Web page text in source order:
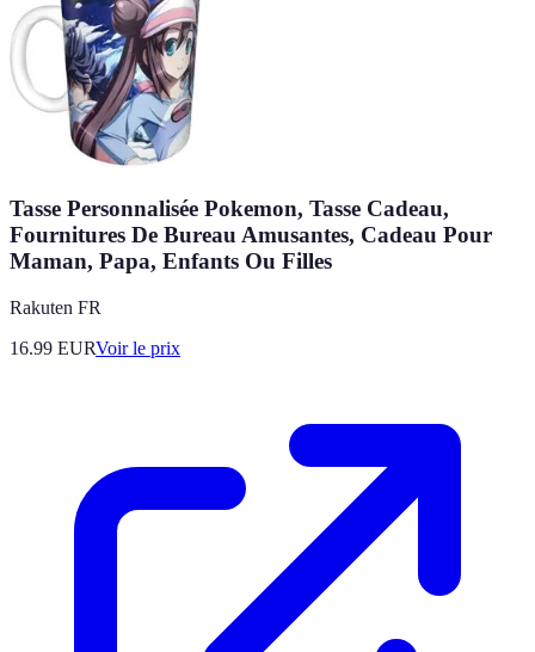
Tasse Personnalisée Pokemon, Tasse Cadeau,
Fournitures De Bureau Amusantes, Cadeau Pour
Maman, Papa, Enfants Ou Filles
Rakuten FR
16.99 EURVoir le prix